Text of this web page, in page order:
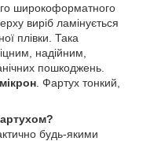
широкоформатного
виріб ламінується
плівки. Така
надійним,
пошкоджень.
. Фартух тонкий,
будь-якими